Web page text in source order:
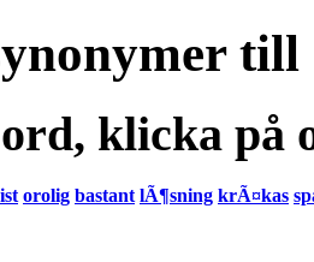
klicka på
orolig bastant lÃ¶sning krÃ¤kas